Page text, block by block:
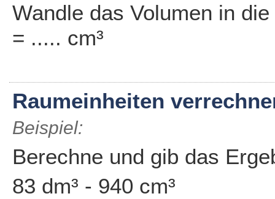
Wandle das Volumen in
= ..... cm³
Raumeinheiten
Beispiel:
Berechne und gib das
83 dm³ - 940 cm³